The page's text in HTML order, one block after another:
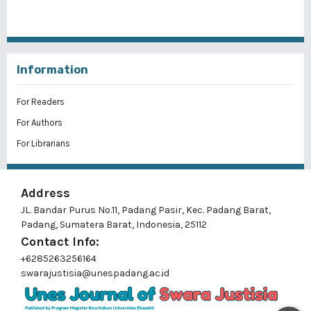
Information
For Readers
For Authors
For Librarians
Address
JL. Bandar Purus No.11, Padang Pasir, Kec. Padang Barat,
Padang, Sumatera Barat, Indonesia, 25112
Contact Info:
+6285263256164
swarajustisia@unespadang.ac.id